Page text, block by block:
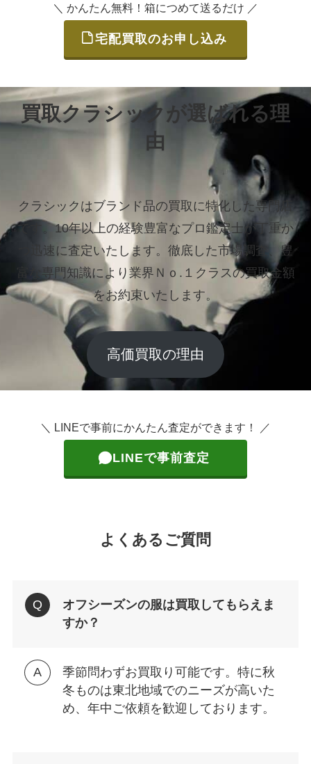
＼ かんたん無料！箱につめて送るだけ ／
宅配買取のお申し込み
買取クラシックが選ばれる理
由
クラシックはブランド品の買取に特化した専門店
です。10年以上の経験豊富なプロ鑑定士が丁重か
つ迅速に査定いたします。 徹底した市場調査、豊
富な専門知識により業界Ｎｏ.１クラスの買取金額
をお約束いたします。
高価買取の理由
＼ LINEで事前にかんたん査定ができます！ ／
LINEで事前査定
よくあるご質問
オフシーズンの服は買取してもらえま
すか？
季節問わずお買取り可能です。特に秋
冬ものは東北地域でのニーズが高いた
め、年中ご依頼を歓迎しております。